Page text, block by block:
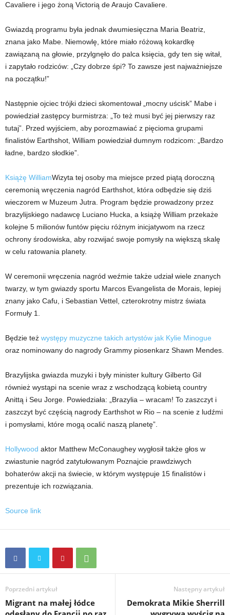
Cavaliere i jego żoną Victorią de Araujo Cavaliere.
Gwiazdą programu była jednak dwumiesięczna Maria Beatriz,
znana jako Mabe. Niemowlę, które miało różową kokardkę
zawiązaną na głowie, przylgnęło do palca księcia, gdy ten się witał,
i zapytało rodziców: „Czy dobrze śpi? To zawsze jest najważniejsze
na początku!”
Następnie ojciec trójki dzieci skomentował „mocny uścisk” Mabe i
powiedział zastępcy burmistrza: „To też musi być jej pierwszy raz
tutaj”. Przed wyjściem, aby porozmawiać z pięcioma grupami
finalistów Earthshot, William powiedział dumnym rodzicom: „Bardzo
ładne, bardzo słodkie”.
Książę WilliamWizyta tej osoby ma miejsce przed piątą doroczną
ceremonią wręczenia nagród Earthshot, która odbędzie się dziś
wieczorem w Muzeum Jutra. Program będzie prowadzony przez
brazylijskiego nadawcę Luciano Hucka, a książę William przekaże
kolejne 5 milionów funtów pięciu różnym inicjatywom na rzecz
ochrony środowiska, aby rozwijać swoje pomysły na większą skalę
w celu ratowania planety.
W ceremonii wręczenia nagród weźmie także udział wiele znanych
twarzy, w tym gwiazdy sportu Marcos Evangelista de Morais, lepiej
znany jako Cafu, i Sebastian Vettel, czterokrotny mistrz świata
Formuły 1.
Będzie też występy muzyczne takich artystów jak Kylie Minogue
oraz nominowany do nagrody Grammy piosenkarz Shawn Mendes.
Brazylijska gwiazda muzyki i były minister kultury Gilberto Gil
również wystąpi na scenie wraz z wschodzącą kobietą country
Anittą i Seu Jorge. Powiedziała: „Brazylia – wracam! To zaszczyt i
zaszczyt być częścią nagrody Earthshot w Rio – na scenie z ludźmi
i pomysłami, które mogą ocalić naszą planetę”.
Hollywood aktor Matthew McConaughey wygłosił także głos w
zwiastunie nagród zatytułowanym Poznajcie prawdziwych
bohaterów akcji na świecie, w którym występuje 15 finalistów i
prezentuje ich rozwiązania.
Source link
Poprzedni artykuł
Migrant na małej łódce
Następny artykuł
Demokrata Mikie Sherrill